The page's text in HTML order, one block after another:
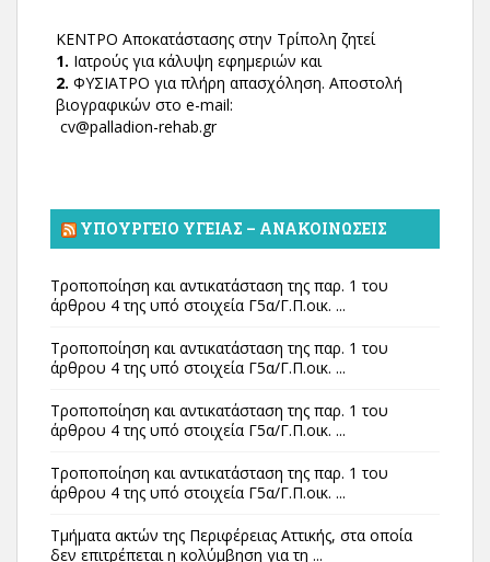
ΚΕΝΤΡΟ Αποκατάστασης στην Τρίπολη ζητεί
1. Ιατρούς για κάλυψη εφημεριών και
2. ΦΥΣΙΑΤΡΟ για πλήρη απασχόληση. Αποστολή
βιογραφικών στο e-mail:
cv@palladion-rehab.gr
ΥΠΟΥΡΓΕΊΟ ΥΓΕΊΑΣ – ΑΝΑΚΟΙΝΏΣΕΙΣ
Τροποποίηση και αντικατάσταση της παρ. 1 του
άρθρου 4 της υπό στοιχεία Γ5α/Γ.Π.οικ. ...
Τροποποίηση και αντικατάσταση της παρ. 1 του
άρθρου 4 της υπό στοιχεία Γ5α/Γ.Π.οικ. ...
Τροποποίηση και αντικατάσταση της παρ. 1 του
άρθρου 4 της υπό στοιχεία Γ5α/Γ.Π.οικ. ...
Τροποποίηση και αντικατάσταση της παρ. 1 του
άρθρου 4 της υπό στοιχεία Γ5α/Γ.Π.οικ. ...
Τμήματα ακτών της Περιφέρειας Αττικής, στα οποία
δεν επιτρέπεται η κολύμβηση για τη ...